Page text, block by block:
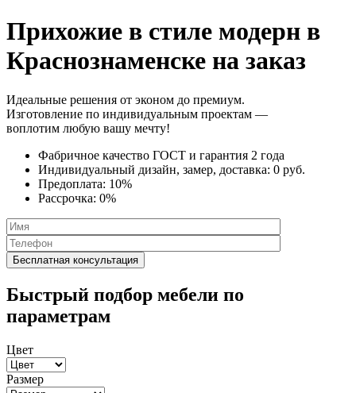
Прихожие в стиле модерн в
Краснознаменске на заказ
Идеальные решения от эконом до премиум.
Изготовление по индивидуальным проектам —
воплотим любую вашу мечту!
Фабричное качество ГОСТ и гарантия 2 года
Индивидуальный дизайн, замер, доставка: 0 руб.
Предоплата: 10%
Рассрочка: 0%
Быстрый подбор мебели по
параметрам
Цвет
Размер